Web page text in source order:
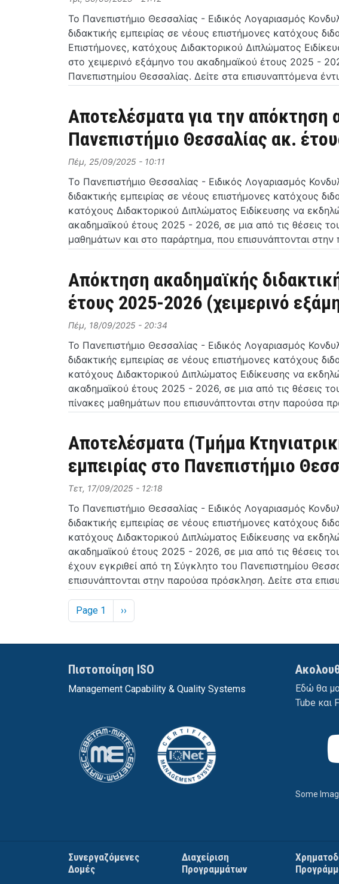
Το Πανεπιστήμιο Θεσσαλίας - Ειδικός Λογαριασμός
διδακτικής εμπειρίας σε νέους επιστήμονες κατόχους
Επιστήμονες, κατόχους Διδακτορικού Διπλώματος
στο χειμερινό εξάμηνο του ακαδημαϊκού έτους 2025 -
Πανεπιστημίου Θεσσαλίας. Δείτε στα επισυναπτόμενα
Αποτελέσματα για την απόκτηση
Πανεπιστήμιο Θεσσαλίας ακ.
Πέμ, 25/09/2025 - 10:11
Tο Πανεπιστήμιο Θεσσαλίας - Ειδικός Λογαριασμός
διδακτικής εμπειρίας σε νέους επιστήμονες κατόχους
κατόχους Διδακτορικού Διπλώματος Ειδίκευσης να
ακαδημαϊκού έτους 2025 - 2026, σε μια από τις θέσεις
μαθημάτων και στο παράρτημα, που επισυνάπτονται
Απόκτηση ακαδημαϊκής
έτους 2025-2026 (χειμερινό
Πέμ, 18/09/2025 - 20:34
Το Πανεπιστήμιο Θεσσαλίας - Ειδικός Λογαριασμός
διδακτικής εμπειρίας σε νέους επιστήμονες κατόχους
κατόχους Διδακτορικού Διπλώματος Ειδίκευσης να
ακαδημαϊκού έτους 2025 - 2026, σε μια από τις θέσεις
πίνακες μαθημάτων που επισυνάπτονται στην παρούσα
Αποτελέσματα (Τμήμα
εμπειρίας στο Πανεπιστήμιο
Τετ, 17/09/2025 - 12:18
Το Πανεπιστήμιο Θεσσαλίας - Ειδικός Λογαριασμός
διδακτικής εμπειρίας σε νέους επιστήμονες κατόχους
κατόχους Διδακτορικού Διπλώματος Ειδίκευσης να
ακαδημαϊκού έτους 2025 - 2026, σε μια από τις θέσεις
έχουν εγκριθεί από τη Σύγκλητο του Πανεπιστημίου
επισυνάπτονται στην παρούσα πρόσκληση. Δείτε στα
Σελιδοποίηση
Page 1 Next page
››
Πιστοποίηση ISO
Management Capability & Quality Systems
Εδώ θα
Tube και
Some
Συνεργαζόμενες
Δομές
Διαχείριση
Προγραμμάτων